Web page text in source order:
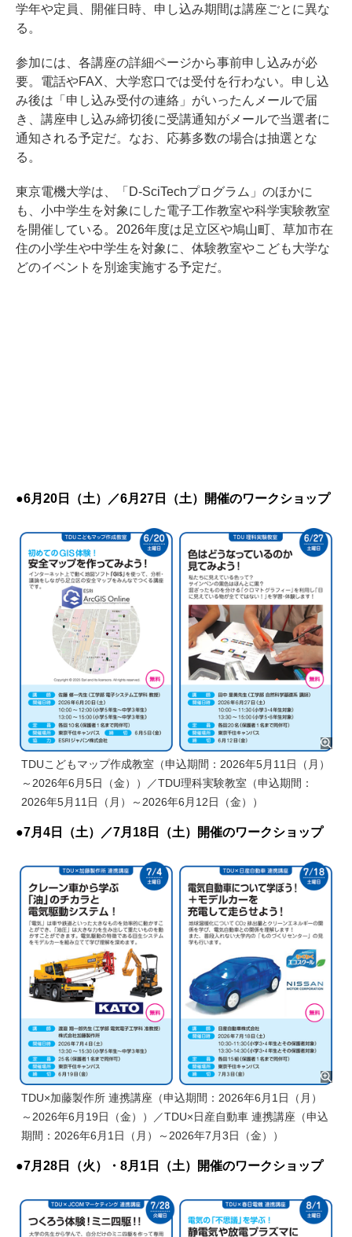
学年や定員、開催日時、申し込み期間は講座ごとに異な
る。
参加には、各講座の詳細ページから事前申し込みが必
要。電話やFAX、大学窓口では受付を行わない。申し込
み後は「申し込み受付の連絡」がいったんメールで届
き、講座申し込み締切後に受講通知がメールで当選者に
通知される予定だ。なお、応募多数の場合は抽選とな
る。
東京電機大学は、「D-SciTechプログラム」のほかに
も、小中学生を対象にした電子工作教室や科学実験教室
を開催している。2026年度は足立区や鳩山町、草加市在
住の小学生や中学生を対象に、体験教室やこども大学な
どのイベントを別途実施する予定だ。
●6月20日（土）／6月27日（土）開催のワークショップ
TDUこどもマップ作成教室（申込期間：2026年5月11日（月）
～2026年6月5日（金））／TDU理科実験教室（申込期間：
2026年5月11日（月）～2026年6月12日（金））
●7月4日（土）／7月18日（土）開催のワークショップ
TDU×加藤製作所 連携講座（申込期間：2026年6月1日（月）
～2026年6月19日（金））／TDU×日産自動車 連携講座（申込
期間：2026年6月1日（月）～2026年7月3日（金））
●7月28日（火）・8月1日（土）開催のワークショップ